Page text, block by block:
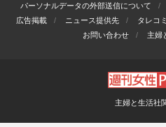
パーソナルデータの外部送信について
広告掲載
ニュース提供先 タレコミ
お問い合わせ
主婦
主婦と生活社